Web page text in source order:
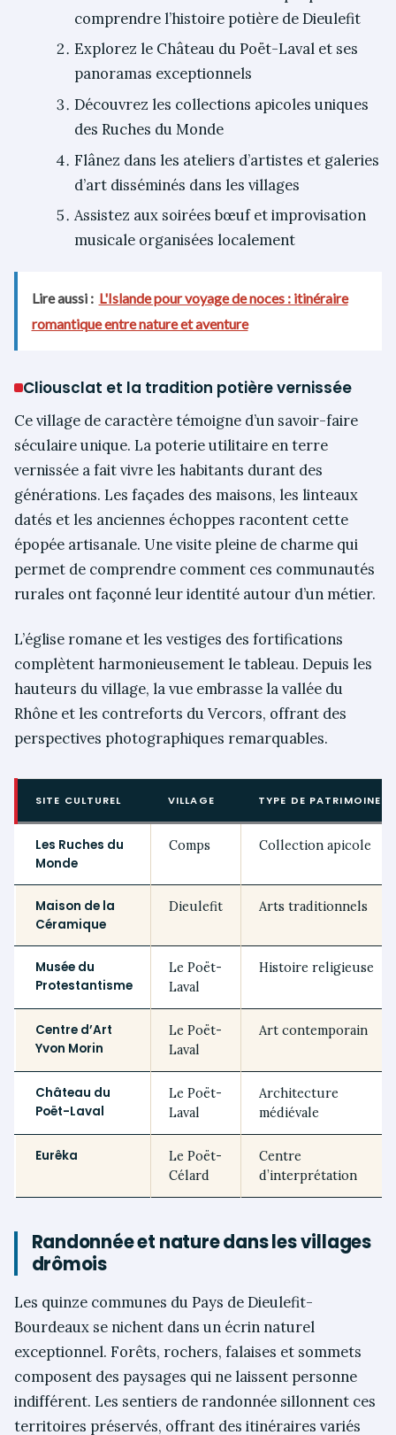
comprendre l’histoire potière de Dieulefit
Explorez le Château du Poët-Laval et ses
panoramas exceptionnels
Découvrez les collections apicoles uniques
des Ruches du Monde
Flânez dans les ateliers d’artistes et galeries
d’art disséminés dans les villages
Assistez aux soirées bœuf et improvisation
musicale organisées localement
Lire aussi : L'Islande pour voyage de noces : itinéraire
romantique entre nature et aventure
Cliousclat et la tradition potière vernissée
Ce village de caractère témoigne d’un savoir-faire
séculaire unique. La poterie utilitaire en terre
vernissée a fait vivre les habitants durant des
générations. Les façades des maisons, les linteaux
datés et les anciennes échoppes racontent cette
épopée artisanale. Une visite pleine de charme qui
permet de comprendre comment ces communautés
rurales ont façonné leur identité autour d’un métier.
L’église romane et les vestiges des fortifications
complètent harmonieusement le tableau. Depuis les
hauteurs du village, la vue embrasse la vallée du
Rhône et les contreforts du Vercors, offrant des
perspectives photographiques remarquables.
SITE CULTUREL VILLAGE TYPE DE PATRIMOINE
Les Ruches du
Monde
Comps Collection apicole
Maison de la
Céramique
Dieulefit Arts traditionnels
Musée du
Protestantisme
Le Poët-
Laval
Histoire religieuse
Centre d’Art
Yvon Morin
Le Poët-
Laval
Art contemporain
Château du
Poët-Laval
Le Poët-
Laval
Architecture
médiévale
Eurêka
Le Poët-
Célard
Centre
d’interprétation
Randonnée et nature dans les villages
drômois
Les quinze communes du Pays de Dieulefit-
Bourdeaux se nichent dans un écrin naturel
exceptionnel. Forêts, rochers, falaises et sommets
composent des paysages qui ne laissent personne
indifférent. Les sentiers de randonnée sillonnent ces
territoires préservés, offrant des itinéraires variés